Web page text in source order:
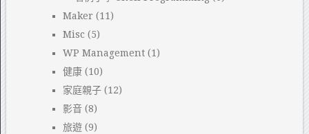
Maker (11)
Misc (5)
WP Management(1)
健康(10)
家庭親子(12)
影音(8)
旅遊(9)